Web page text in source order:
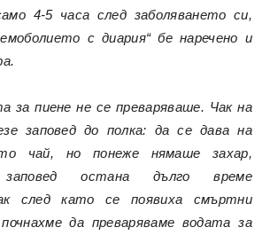
4-5 часа след заболяването си,
с диария“ бе наречено и
за пиене не се преваряваше. Чак на
заповед до полка: да се дава на
чай, но понеже нямаше захар,
заповед остана дълго време
след като се появиха смъртни
да преваряваме водата за